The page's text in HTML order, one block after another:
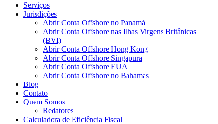
Serviços
Jurisdições
Abrir Conta Offshore no Panamá
Abrir Conta Offshore nas Ilhas Virgens Britânicas
(BVI)
Abrir Conta Offshore Hong Kong
Abrir Conta Offshore Singapura
Abrir Conta Offshore EUA
Abrir Conta Offshore no Bahamas
Blog
Contato
Quem Somos
Redatores
Calculadora de Eficiência Fiscal